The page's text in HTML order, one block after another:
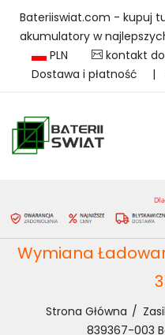
Bateriiswiat.com - kupuj
akumulatory w
PLN
kontakt
Dostawa i płatność
|
Wymiana
Strona Główna
839367-003